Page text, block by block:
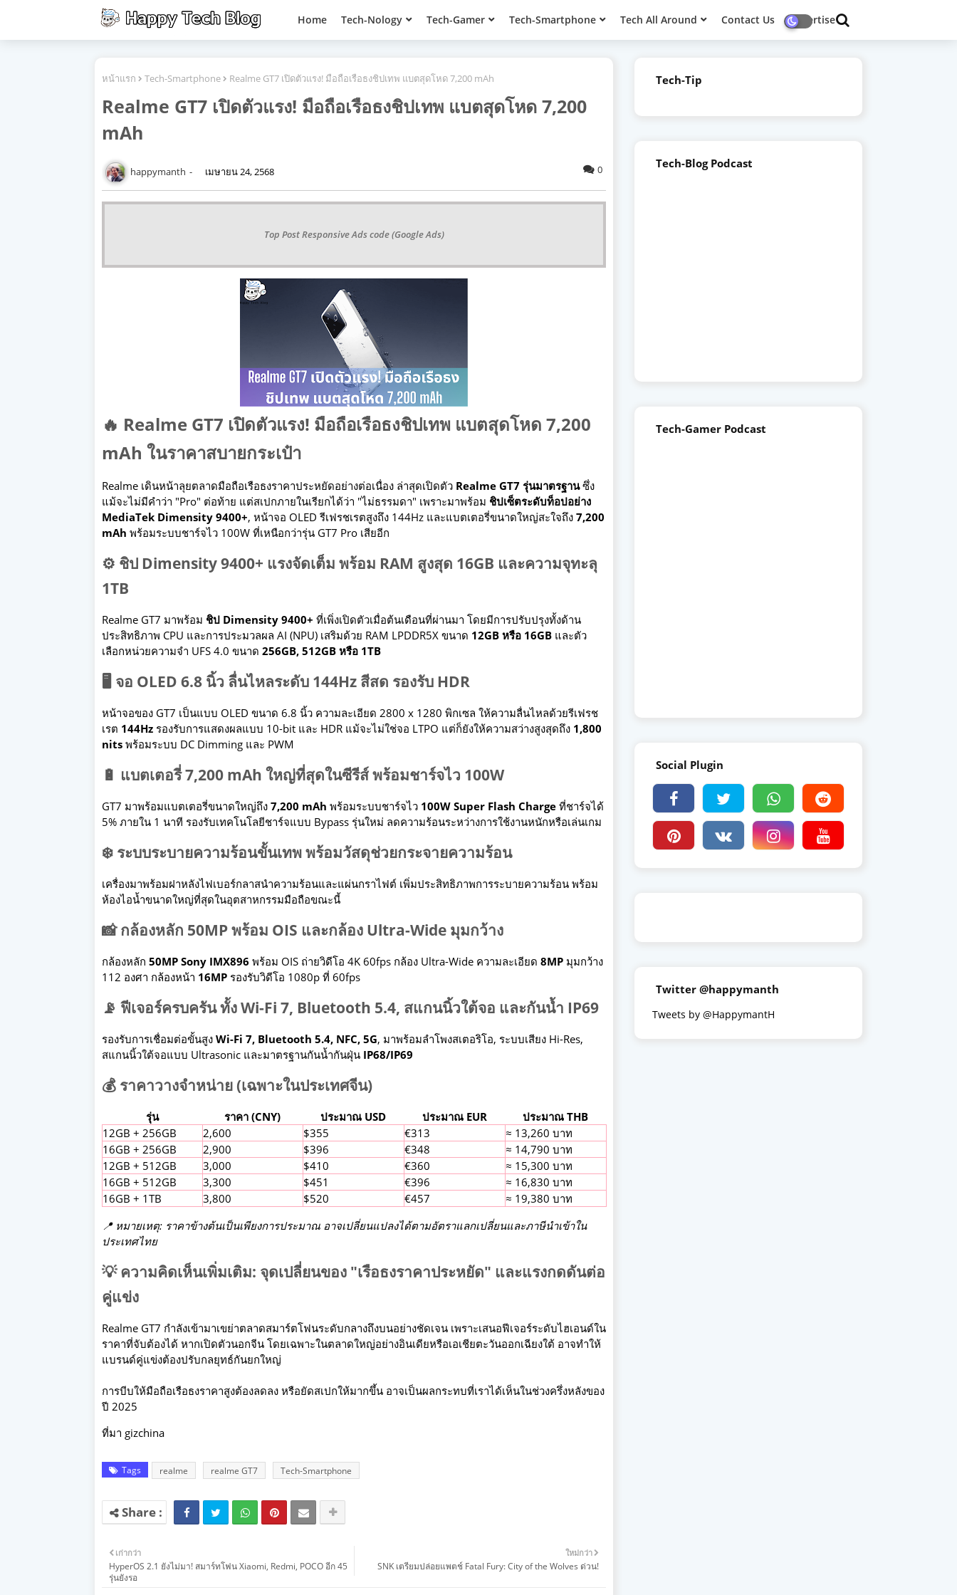
Home Tech-Nology Tech-Gamer Tech-Smartphone Tech All Around Contact Us Advertise
หน้าแรก Tech-Smartphone Realme GT7 เปิดตัวแรง! มือถือเรือธงชิปเทพ แบตสุดโหด 7,200 mAh
Realme GT7 เปิดตัวแรง! มือถือเรือธงชิปเทพ แบตสุดโหด 7,200
mAh
happymanth เมษายน 24, 2568 0
Top Post Responsive Ads code (Google Ads)
🔥 Realme GT7 เปิดตัวแรง! มือถือเรือธงชิปเทพ แบตสุดโหด 7,200
mAh ในราคาสบายกระเป๋า
Realme เดินหน้าลุยตลาดมือถือเรือธงราคาประหยัดอย่างต่อเนื่อง ล่าสุดเปิดตัว Realme GT7 รุ่นมาตรฐานซึ่ง
แม้จะไม่มีคำว่า "Pro" ต่อท้าย แต่สเปกภายในเรียกได้ว่า "ไม่ธรรมดา" เพราะมาพร้อม ชิปเซ็ตระดับท็อปอย่าง
MediaTek Dimensity 9400+, หน้าจอ OLED รีเฟรชเรตสูงถึง 144Hz และแบตเตอรี่ขนาดใหญ่สะใจถึง 7,200
mAh พร้อมระบบชาร์จไว 100W ที่เหนือกว่ารุ่น GT7 Pro เสียอีก
⚙️ ชิป Dimensity 9400+ แรงจัดเต็ม พร้อม RAM สูงสุด 16GB และความจุทะลุ
1TB
Realme GT7 มาพร้อม ชิป Dimensity 9400+ ที่เพิ่งเปิดตัวเมื่อต้นเดือนที่ผ่านมา โดยมีการปรับปรุงทั้งด้าน
ประสิทธิภาพ CPU และการประมวลผล AI (NPU) เสริมด้วย RAM LPDDR5X ขนาด 12GB หรือ 16GB และตัว
เลือกหน่วยความจำ UFS 4.0 ขนาด 256GB, 512GB หรือ 1TB
🖥️ จอ OLED 6.8 นิ้ว ลื่นไหลระดับ 144Hz สีสด รองรับ HDR
หน้าจอของ GT7 เป็นแบบ OLED ขนาด 6.8 นิ้ว ความละเอียด 2800 x 1280 พิกเซล ให้ความลื่นไหลด้วยรีเฟรช
เรต 144Hz รองรับการแสดงผลแบบ 10-bit และ HDR แม้จะไม่ใช่จอ LTPO แต่ก็ยังให้ความสว่างสูงสุดถึง 1,800
nits พร้อมระบบ DC Dimming และ PWM
🔋 แบตเตอรี่ 7,200 mAh ใหญ่ที่สุดในซีรีส์ พร้อมชาร์จไว 100W
GT7 มาพร้อมแบตเตอรี่ขนาดใหญ่ถึง 7,200 mAh พร้อมระบบชาร์จไว 100W Super Flash Charge ที่ชาร์จได้
5% ภายใน 1 นาที รองรับเทคโนโลยีชาร์จแบบ Bypass รุ่นใหม่ ลดความร้อนระหว่างการใช้งานหนักหรือเล่นเกม
❄️ ระบบระบายความร้อนขั้นเทพ พร้อมวัสดุช่วยกระจายความร้อน
เครื่องมาพร้อมฝาหลังไฟเบอร์กลาสนำความร้อนและแผ่นกราไฟต์ เพิ่มประสิทธิภาพการระบายความร้อน พร้อม
ห้องไอน้ำขนาดใหญ่ที่สุดในอุตสาหกรรมมือถือขณะนี้
📸 กล้องหลัก 50MP พร้อม OIS และกล้อง Ultra-Wide มุมกว้าง
กล้องหลัก 50MP Sony IMX896 พร้อม OIS ถ่ายวิดีโอ 4K 60fps กล้อง Ultra-Wide ความละเอียด 8MP มุมกว้าง
112 องศา กล้องหน้า 16MP รองรับวิดีโอ 1080p ที่ 60fps
📡 ฟีเจอร์ครบครัน ทั้ง Wi-Fi 7, Bluetooth 5.4, สแกนนิ้วใต้จอ และกันน้ำ IP69
รองรับการเชื่อมต่อขั้นสูง Wi-Fi 7, Bluetooth 5.4, NFC, 5G, มาพร้อมลำโพงสเตอริโอ, ระบบเสียง Hi-Res,
สแกนนิ้วใต้จอแบบ Ultrasonic และมาตรฐานกันน้ำกันฝุ่น IP68/IP69
💰 ราคาวางจำหน่าย (เฉพาะในประเทศจีน)
รุ่น ราคา (CNY) ประมาณ USD ประมาณ EUR
ประมาณ THB
12GB + 256GB
2,600 $355 €313
≈ 13,260 บาท
16GB + 256GB
2,900 $396 €348
≈ 14,790 บาท
12GB + 512GB
3,000 $410 €360
≈ 15,300 บาท
16GB + 512GB
3,300 $451 €396
≈ 16,830 บาท
16GB + 1TB
3,800 $520 €457
≈ 19,380 บาท
📍 หมายเหตุ: ราคาข้างต้นเป็นเพียงการประมาณ อาจเปลี่ยนแปลงได้ตามอัตราแลกเปลี่ยนและภาษีนำเข้าใน
ประเทศไทย
💡 ความคิดเห็นเพิ่มเติม: จุดเปลี่ยนของ "เรือธงราคาประหยัด" และแรงกดดันต่อ
คู่แข่ง
Realme GT7 กำลังเข้ามาเขย่าตลาดสมาร์ตโฟนระดับกลางถึงบนอย่างชัดเจน เพราะเสนอฟีเจอร์ระดับไฮเอนด์ใน
ราคาที่จับต้องได้ หากเปิดตัวนอกจีน โดยเฉพาะในตลาดใหญ่อย่างอินเดียหรือเอเชียตะวันออกเฉียงใต้ อาจทำให้
แบรนด์คู่แข่งต้องปรับกลยุทธ์กันยกใหญ่
การบีบให้มือถือเรือธงราคาสูงต้องลดลง หรือยัดสเปกให้มากขึ้น อาจเป็นผลกระทบที่เราได้เห็นในช่วงครึ่งหลังของ
ปี 2025
ที่มา gizchina
Tags realme realme GT7 Tech-Smartphone
ใหม่กว่า
SNK เตรียมปล่อยแพตช์ Fatal Fury: City of the Wolves ด่วน!
เก่ากว่า
HyperOS 2.1 ยังไม่มา! สมาร์ทโฟน Xiaomi, Redmi, POCO อีก 45
รุ่นยังรอ
Tech-Tip
Tech-Blog Podcast
Tech-Gamer Podcast
Social Plugin
Twitter @happymanth
Tweets by @HappymantH